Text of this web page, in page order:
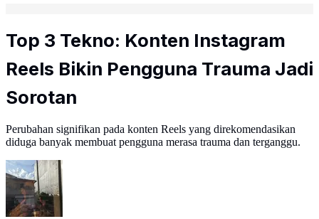
Top 3 Tekno: Konten Instagram
Reels Bikin Pengguna Trauma Jadi
Sorotan
Perubahan signifikan pada konten Reels yang direkomendasikan
diduga banyak membuat pengguna merasa trauma dan terganggu.